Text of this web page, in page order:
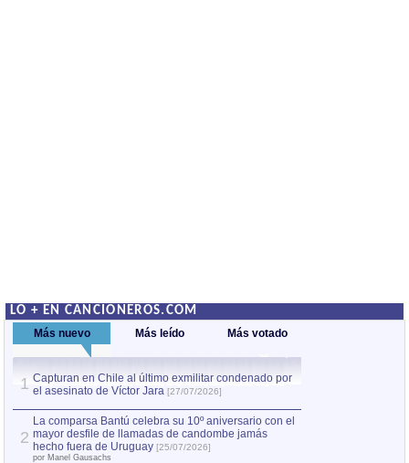
LO + EN CANCIONEROS.COM
Más nuevo Más leído Más votado
1 Capturan en Chile al último exmilitar condenado por
el asesinato de Víctor Jara [27/07/2026]
2
La comparsa Bantú celebra su 10º aniversario con el
mayor desfile de llamadas de candombe jamás
hecho fuera de Uruguay [25/07/2026]
por Manel Gausachs